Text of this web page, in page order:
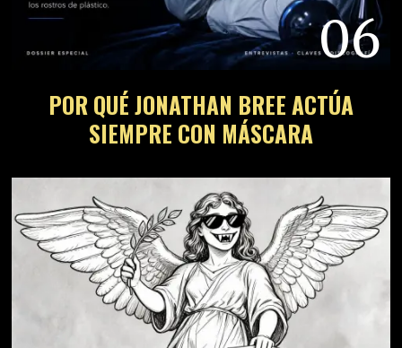
06
POR QUÉ JONATHAN BREE ACTÚA
SIEMPRE CON MÁSCARA